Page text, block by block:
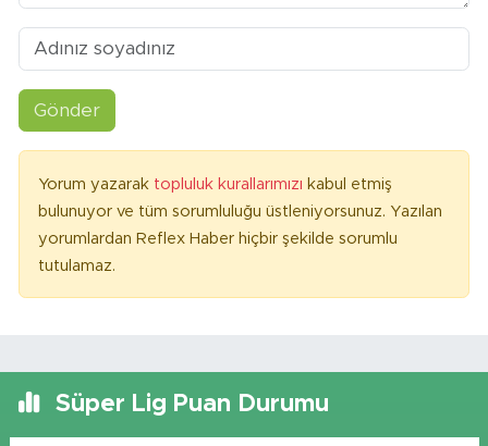
Gönder
Yorum yazarak topluluk kurallarımızı kabul etmiş
bulunuyor ve tüm sorumluluğu üstleniyorsunuz. Yazılan
yorumlardan Reflex Haber hiçbir şekilde sorumlu
tutulamaz.
Süper Lig Puan Durumu